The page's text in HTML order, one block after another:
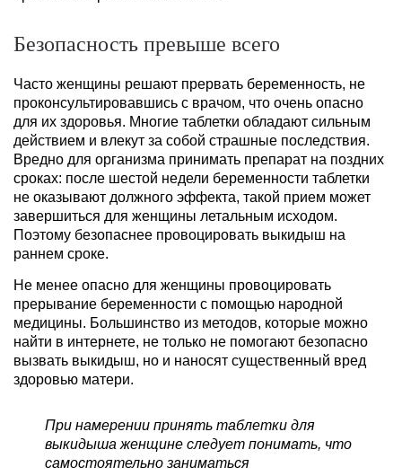
Безопасность превыше всего
Часто женщины решают прервать беременность, не
проконсультировавшись с врачом, что очень опасно
для их здоровья. Многие таблетки обладают сильным
действием и влекут за собой страшные последствия.
Вредно для организма принимать препарат на поздних
сроках: после шестой недели беременности таблетки
не оказывают должного эффекта, такой прием может
завершиться для женщины летальным исходом.
Поэтому безопаснее провоцировать выкидыш на
раннем сроке.
Не менее опасно для женщины провоцировать
прерывание беременности с помощью народной
медицины. Большинство из методов, которые можно
найти в интернете, не только не помогают безопасно
вызвать выкидыш, но и наносят существенный вред
здоровью матери.
При намерении принять таблетки для
выкидыша женщине следует понимать, что
самостоятельно заниматься